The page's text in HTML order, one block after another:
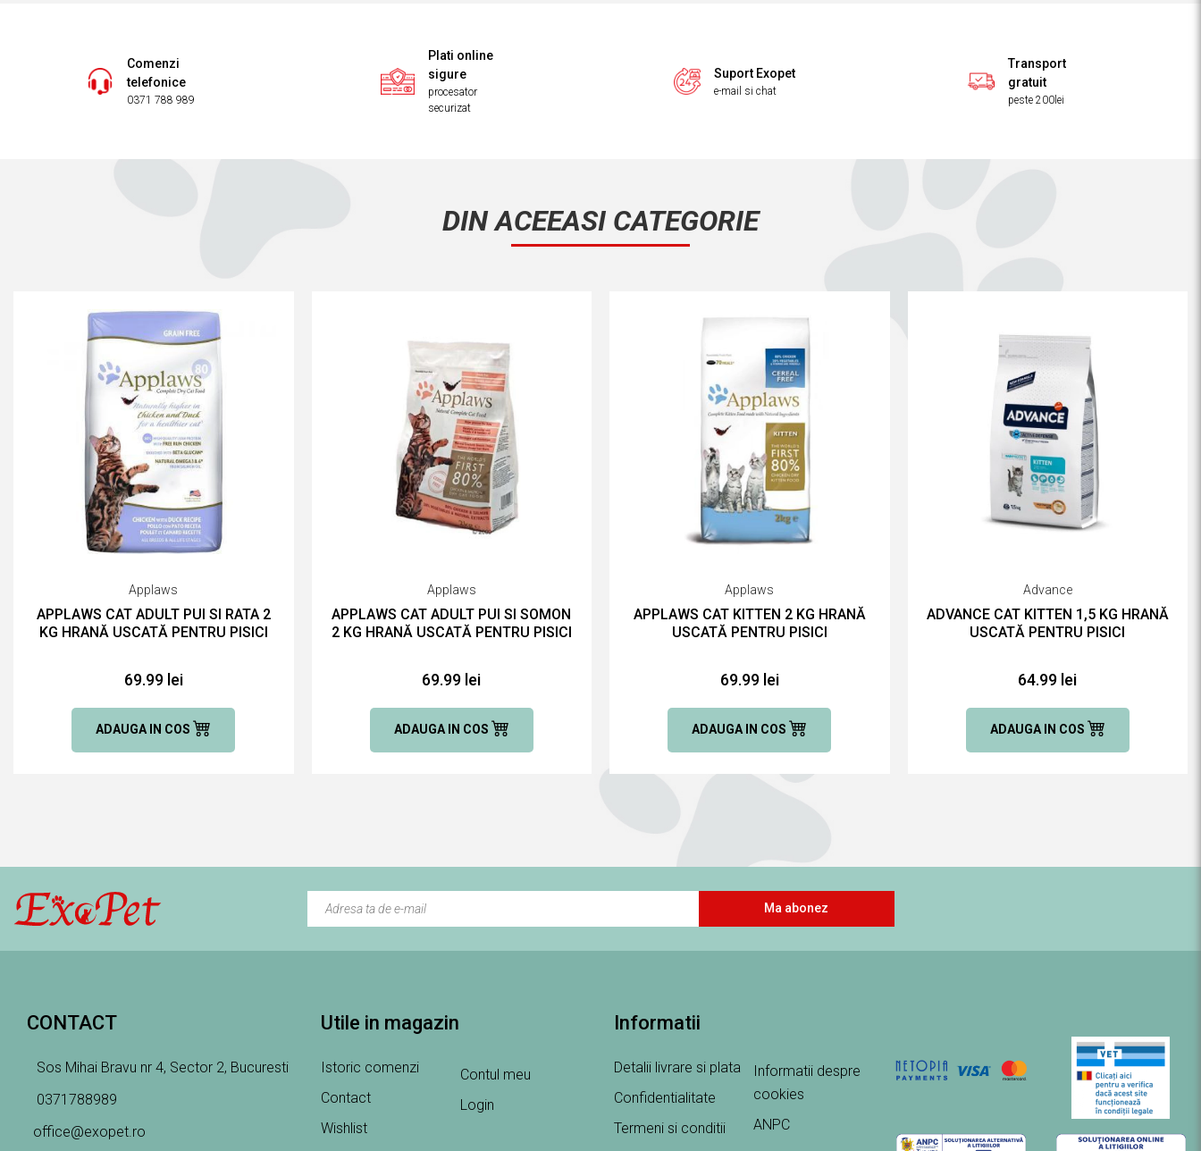
Comenzi
telefonice
0371 788 989
Plati online
sigure
procesator
securizat
Suport Exopet
e-mail si chat
Transport
gratuit
peste 200lei
DIN ACEEASI CATEGORIE
Applaws
APPLAWS CAT ADULT PUI SI RATA 2
KG HRANĂ USCATĂ PENTRU PISICI
69.99 lei
ADAUGA IN COS
Applaws
APPLAWS CAT ADULT PUI SI SOMON
2 KG HRANĂ USCATĂ PENTRU PISICI
69.99 lei
ADAUGA IN COS
Applaws
APPLAWS CAT KITTEN 2 KG HRANĂ
USCATĂ PENTRU PISICI
69.99 lei
ADAUGA IN COS
Advance
ADVANCE CAT KITTEN 1,5 KG HRANĂ
USCATĂ PENTRU PISICI
64.99 lei
ADAUGA IN COS
Ma abonez
CONTACT
Sos Mihai Bravu nr 4, Sector 2, Bucuresti
0371788989
office@exopet.ro
Utile in magazin
Istoric comenzi
Contact
Wishlist
Contul meu
Login
Informatii
Detalii livrare si plata
Confidentialitate
Termeni si conditii
Informatii despre
cookies
ANPC